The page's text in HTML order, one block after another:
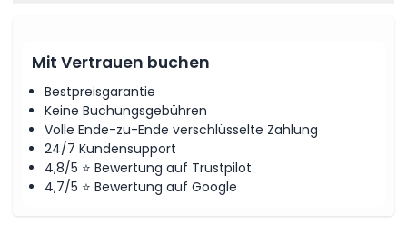
Mit Vertrauen buchen
Bestpreisgarantie
Keine Buchungsgebühren
Volle Ende-zu-Ende verschlüsselte Zahlung
24/7 Kundensupport
4,8/5 ⭐ Bewertung auf Trustpilot
4,7/5 ⭐ Bewertung auf Google